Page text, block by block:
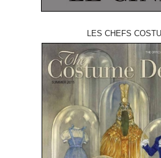
LES CHEFS